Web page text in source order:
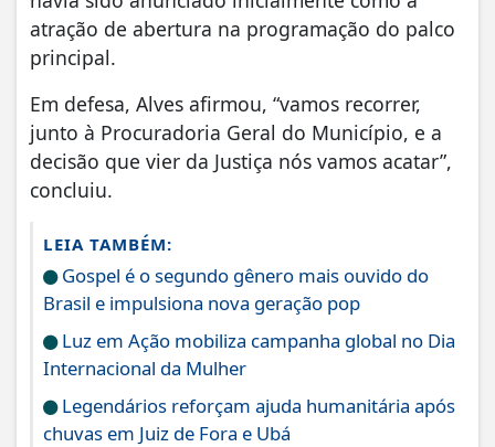
atração de abertura na programação do palco
principal.
Em defesa, Alves afirmou, “vamos recorrer,
junto à Procuradoria Geral do Município, e a
decisão que vier da Justiça nós vamos acatar”,
concluiu.
LEIA TAMBÉM:
Gospel é o segundo gênero mais ouvido do
Brasil e impulsiona nova geração pop
Luz em Ação mobiliza campanha global no Dia
Internacional da Mulher
Legendários reforçam ajuda humanitária após
chuvas em Juiz de Fora e Ubá